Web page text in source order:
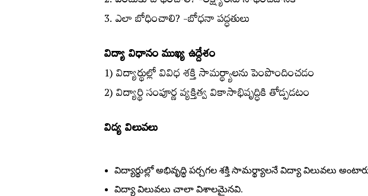
3. ఎలా బోధించాలి? -బోధనా పద్ధతులు
విద్యా విధానం ముఖ్య ఉద్దేశం
1) విద్యార్థుల్లో వివిధ శక్తి సామర్థ్యాలను పెంపొందించడం
2) విద్యార్థి సంపూర్ణ వ్యక్తిత్వ వికాసాభివృద్ధికి తోడ్పడటం
విద్య విలువలు
విద్యార్థుల్లో అభివృద్ధి పర్చగల శక్తి సామర్థ్యాలనే విద్యా విలువలు
విద్యా విలువలు చాలా విశాలమైనవి.